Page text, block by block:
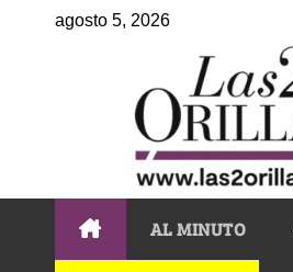
agosto 5, 2026
AL MINUTO